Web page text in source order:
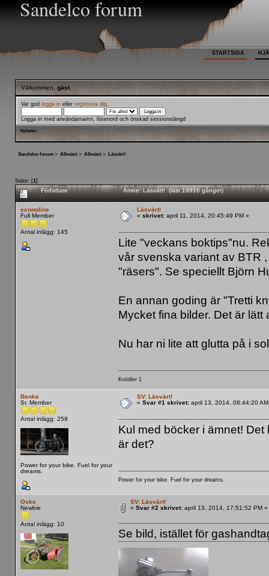
Sandelco forum
STARTSIDA
Välkommen, gäst
Var god logga ineller registrera dig.
Logga in med användarnamn, lösenord och önskad sessionslängd
Nyheter:
Sandelco forum> Allmänt> Allmänt> Läsvärt!
Sidor: [1]
Författare Ämne: Läsvärt! (läst 19916 gånger)
econoline
Full Member
Antal inlägg: 145
Läsvärt!
« skrivet:april 11, 2014, 20:45:49 PM »
Lite "veckans boktips"nu.
vår svenska variant av BTR
"räsers". Se speciellt Björn
En annan goding är "Tretti
Mycket fina bilder. Det är lätt
Nu har ni lite att glutta på i
Knödler 1
Benke
Sr. Member
Antal inlägg: 259
Power for your bike. Fuel for your
dreams.
SV: Läsvärt!
« Svar #1 skrivet:april 13, 2014, 08:44:20
Kul med böcker i ämnet!
är det?
Power for your bike. Fuel for your dreams.
Oske
Newbie
Antal inlägg: 10
SV: Läsvärt!
« Svar #2 skrivet:april 13, 2014, 17:51:52 PM »
Se bild, istället för